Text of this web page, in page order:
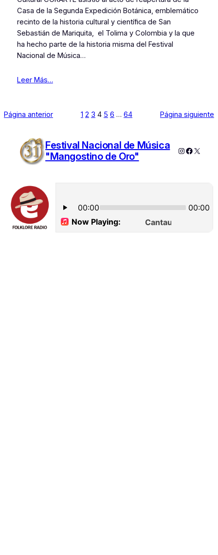
Casa de la Segunda Expedición Botánica, emblemático
recinto de la historia cultural y científica de San
Sebastián de Mariquita, el Tolima y Colombia y la que
ha hecho parte de la historia misma del Festival
Nacional de Música…
Leer Más…
Página anterior 1 2 3 4 5 6 … 64 Página siguiente
Festival Nacional de Música
"Mangostino de Oro"
Instagram
X